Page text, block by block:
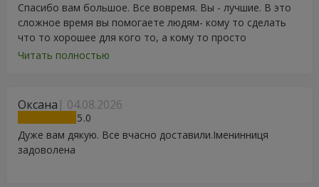
Спасибо вам большое. Все вовремя. Вы - лучшие. В это
сложное время вы помогаете людям- кому то сделать
что то хорошее для кого то, а кому то просто
порадоваться цветам, подарку, тортику, поздравлению.
Читать полностью
Оксана 04.08.2026
5
Дуже вам дякую. Все вчасно доставили.Іменинниця
задоволена